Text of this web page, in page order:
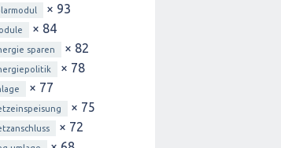
× 93
× 84
sparen × 82
× 78
× 77
× 75
× 72